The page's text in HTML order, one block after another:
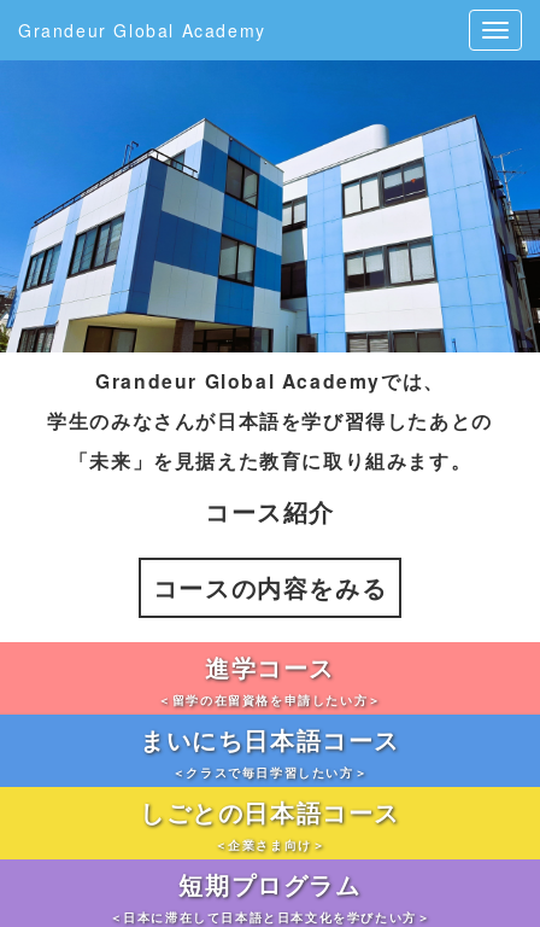
Grandeur Global Academy
Grandeur Global Academyでは、
学生のみなさんが日本語を学び習得したあとの
「未来」を見据えた教育に取り組みます。
コース紹介
コースの内容をみる
進学コース
＜留学の在留資格を申請したい方＞
まいにち日本語コース
＜クラスで毎日学習したい方＞
しごとの日本語コース
＜企業さま向け＞
短期プログラム
＜日本に滞在して日本語と日本文化を学びたい方＞